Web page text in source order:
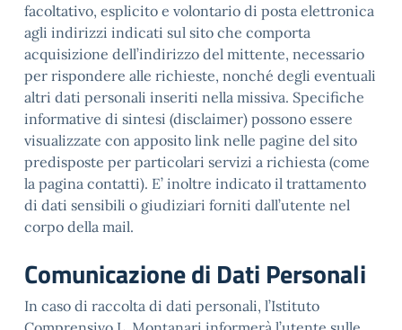
facoltativo, esplicito e volontario di posta elettronica
agli indirizzi indicati sul sito che comporta
acquisizione dell’indirizzo del mittente, necessario
per rispondere alle richieste, nonché degli eventuali
altri dati personali inseriti nella missiva. Specifiche
informative di sintesi (disclaimer) possono essere
visualizzate con apposito link nelle pagine del sito
predisposte per particolari servizi a richiesta (come
la pagina contatti). E’ inoltre indicato il trattamento
di dati sensibili o giudiziari forniti dall’utente nel
corpo della mail.
Comunicazione di Dati Personali
In caso di raccolta di dati personali, l’Istituto